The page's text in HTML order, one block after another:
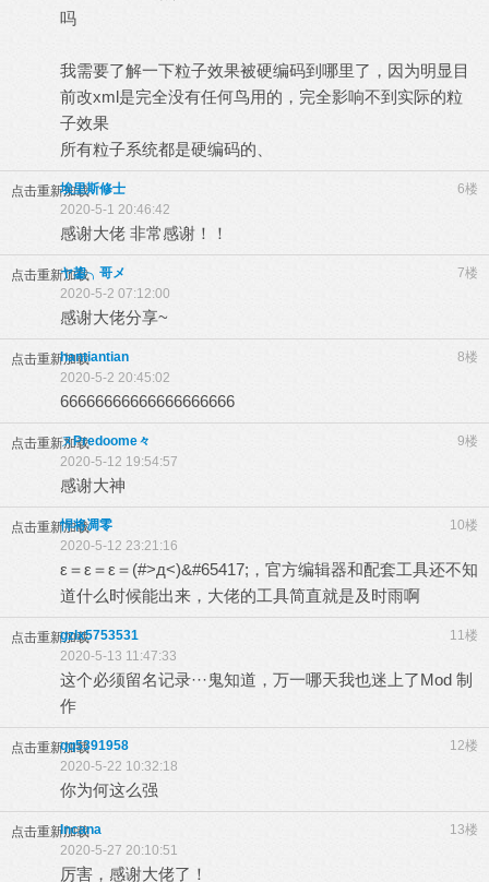
吗
我需要了解一下粒子效果被硬编码到哪里了，因为明显目
前改xml是完全没有任何鸟用的，完全影响不到实际的粒
子效果
所有粒子系统都是硬编码的、
点击重新加载 6楼
埃里斯修士
2020-5-1 20:46:42
感谢大佬 非常感谢！！
点击重新加载 7楼
ヤ鋆╮哥メ
2020-5-2 07:12:00
感谢大佬分享~
点击重新加载 8楼
hantiantian
2020-5-2 20:45:02
66666666666666666666
点击重新加载 9楼
ㄡPredoome々
2020-5-12 19:54:57
感谢大神
点击重新加载 10楼
悍将凋零
2020-5-12 23:21:16
ε＝ε＝ε＝(#>д<)&#65417;，官方编辑器和配套工具还不知
道什么时候能出来，大佬的工具简直就是及时雨啊
点击重新加载 11楼
gzlx5753531
2020-5-13 11:47:33
这个必须留名记录···鬼知道，万一哪天我也迷上了Mod 制
作
点击重新加载 12楼
qq5391958
2020-5-22 10:32:18
你为何这么强
点击重新加载 13楼
Incana
2020-5-27 20:10:51
厉害，感谢大佬了！